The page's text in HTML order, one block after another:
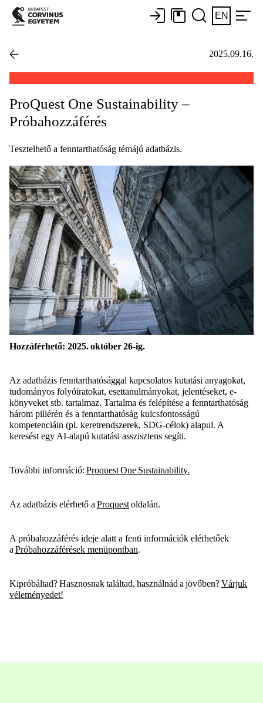
EN
2025.09.16.
ProQuest One Sustainability –
Próbahozzáférés
Tesztelhető a fenntarthatóság témájú adatbázis.
Hozzáférhető: 2025. október 26-ig.
Az adatbázis fenntarthatósággal kapcsolatos kutatási anyagokat,
tudományos folyóiratokat, esettanulmányokat, jelentéseket, e-
könyveket stb. tartalmaz. Tartalma és felépítése a fenntarthatóság
három pillérén és a fenntarthatóság kulcsfontosságú
kompetenciáin (pl. keretrendszerek, SDG-célok) alapul. A
keresést egy AI-alapú kutatási asszisztens segíti.
További információ: Proquest One Sustainability.
Az adatbázis elérhető a Proquestoldalán.
A próbahozzáférés ideje alatt a fenti információk elérhetőek
a Próbahozzáférések menüpontban.
Kipróbáltad? Hasznosnak találtad, használnád a jövőben?Várjuk
véleményedet!